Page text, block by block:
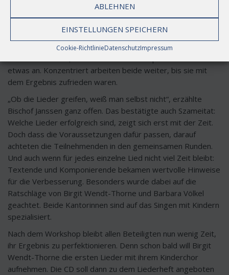
ABLEHNEN
EINSTELLUNGEN SPEICHERN
Cookie-RichtlinieDatenschutzImpressum
probierte, stand Bischof Jan Janssen dahinter und sang
seinen Text mit. „Muss das so schnell weitergehen“, fragte
etwas an. Konzentriert arbeiten beide weiter, bis sie mit
dem Ergebnis zufrieden waren.
„Ob die Lieder greifen, weiß man selbst nicht“, erzählte
Bischof Janssen ganz offen. Das bestätigte auch Szameitat:
Welche Lieder erfolgreich sind, zeigt sich erst mit der Zeit.
Doch dass die Voraussetzungen dafür passen, darauf
achteten die Teilnehmenden in den gemeinsamen Runden.
Und auch wenn für jedes einzelne Lied nicht viel Zeit bleibt:
Textende und Komponierende bekamen wertvolle Hinweise
für die Verbesserung. Besonders wurde dabei auf die
Ratschläge von Birgit Wendt-Thorne und Barbara Völkel
geachtet. Beide Kantorinnen sind auf das Singen mit Kindern
spezialisiert.
Nach dem Workshop bleibt allen Beteiligten nun wenig Zeit,
ihr Ergebnis zu perfektionieren. Denn schon bald will Birgit
Wendt-Thorne die ersten Lieder mit ihrem Kinderchor
aufnehmen. Die CD soll dann zu dem Liederheft angeboten